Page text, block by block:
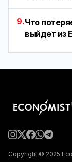
9.Что
выйдет из
Copyright © 2025